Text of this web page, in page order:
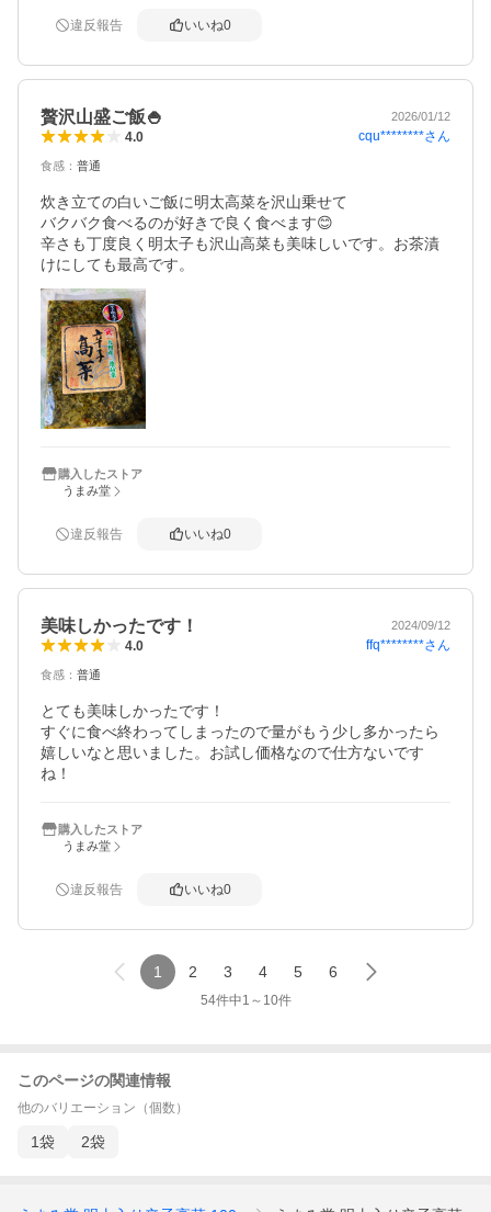
違反報告 いいね0
贅沢山盛ご飯🍚 2026/01/12
4.0 cqu********さん
食感 ： 普通
炊き立ての白いご飯に明太高菜を沢山乗せて
バクバク食べるのが好きで良く食べます😊
辛さも丁度良く明太子も沢山高菜も美味しいです。お茶漬
けにしても最高です。
購入したストア
うまみ堂
違反報告 いいね0
美味しかったです！ 2024/09/12
4.0 ffq********さん
食感 ： 普通
とても美味しかったです！
すぐに食べ終わってしまったので量がもう少し多かったら
嬉しいなと思いました。お試し価格なので仕方ないです
ね！
購入したストア
うまみ堂
違反報告 いいね0
1 2 3 4 5 6
54件中1 ～ 10件
このページの関連情報
他のバリエーション（個数）
1袋 2袋